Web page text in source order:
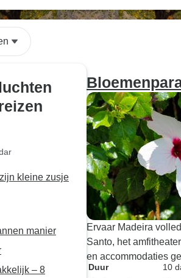
kleine zusje
manier
– 8
Ervaar Madeira
Santo, het
en accommodaties
Duur
10